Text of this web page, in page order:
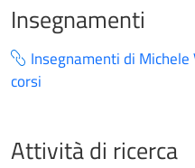
Insegnamenti
Insegnamenti di
corsi
Attività di ricerca